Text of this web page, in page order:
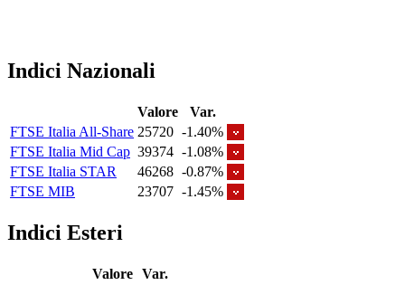
Indici Nazionali
Valore
Var.
FTSE Italia All-Share 25720 -1.40%
FTSE Italia Mid Cap 39374 -1.08%
FTSE Italia STAR
46268 -0.87%
FTSE MIB
23707 -1.45%
Indici Esteri
Valore Var.